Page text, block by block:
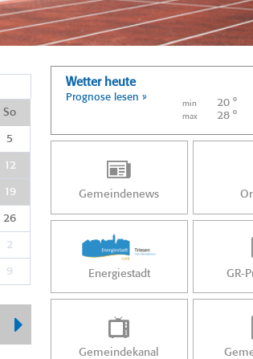
So
5
12
19
26
2
9
Wetter heute
Prognose lesen »
min 20 °
max 28 °
Gemeindenews
Energiestadt GR-
Gemeindekanal